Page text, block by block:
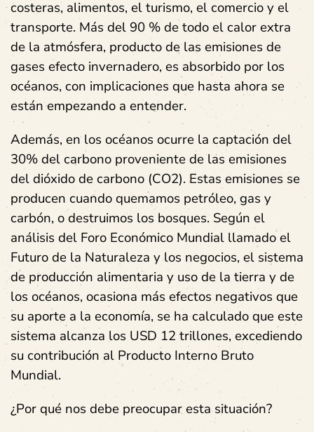
costeras, alimentos, el turismo, el comercio y el
transporte. Más del 90 % de todo el calor extra
de la atmósfera, producto de las emisiones de
gases efecto invernadero, es absorbido por los
océanos, con implicaciones que hasta ahora se
están empezando a entender.
Además, en los océanos ocurre la captación del
30% del carbono proveniente de las emisiones
del dióxido de carbono (CO2). Estas emisiones se
producen cuando quemamos petróleo, gas y
carbón, o destruimos los bosques. Según el
análisis del Foro Económico Mundial llamado el
Futuro de la Naturaleza y los negocios, el sistema
de producción alimentaria y uso de la tierra y de
los océanos, ocasiona más efectos negativos que
su aporte a la economía, se ha calculado que este
sistema alcanza los USD 12 trillones, excediendo
su contribución al Producto Interno Bruto
Mundial.
¿Por qué nos debe preocupar esta situación?